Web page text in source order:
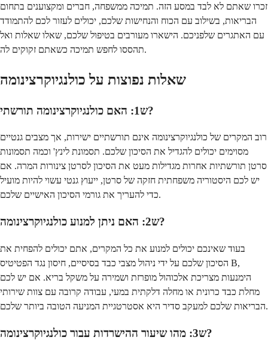
זכרו שאתם לא לבד במסע הזה. תמיכה ממשפחה, חברים ומקצוענים בתחום
הבריאות, בשילוב עם הכוח והנחישות שלכם, יכולים לעזור לכם להתמודד
עם האתגרים שלפניכם. הישארו מעורבים בטיפול שלכם, שאלו שאלות ואל
תהססו לחפש תמיכה כשאתם זקוקים לה.
שאלות נפוצות על כולנגיוקרצינומה
ש1: האם כולנגיוקרצינומה תורשתי?
רוב המקרים של כולנגיוקרצינומה אינם תורשתיים ישירות, אך מצבים גנטיים
מסוימים יכולים להגדיל את הסיכון שלכם. תסמונת לינץ' וכמה תסמונות
סרטן תורשתיות אחרות מגדילות מעט את הסיכון לסרטן צינורות המרה. אם
יש לכם היסטוריה משפחתית חזקה של סרטן, ייעוץ גנטי עשוי להיות מועיל
כדי להעריך את גורמי הסיכון האישיים שלכם.
ש2: האם ניתן למנוע כולנגיוקרצינומה?
בעוד שאינכם יכולים למנוע את כל המקרים, אתם יכולים להפחית את
הסיכון שלכם על ידי ניהול מצבי כבד בסיסיים, חיסון נגד הפטיטיס B,
הימנעות מצריכת אלכוהול מופרזת ושמירה על משקל בריא. אם יש לכם
מחלת כבד כרונית או מחלה דלקתית במעי, עבודה קרובה עם צוות שירותי
הבריאות שלכם למעקב סדיר היא אסטרטגיית המניעה הטובה ביותר שלכם.
ש3: מהו שיעור ההישרדות עבור כולנגיוקרצינומה?